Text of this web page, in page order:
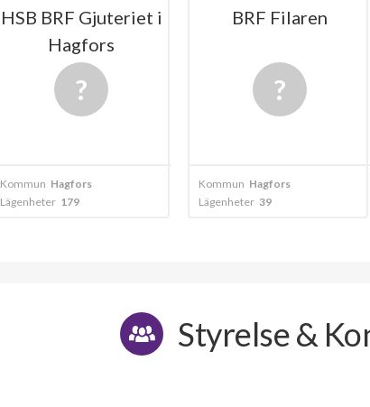
HSB BRF Gjuteriet i
Hagfors
Kommun Hagfors
Lägenheter 179
BRF Filaren
Kommun Hagfors
Lägenheter 39
Styrelse &